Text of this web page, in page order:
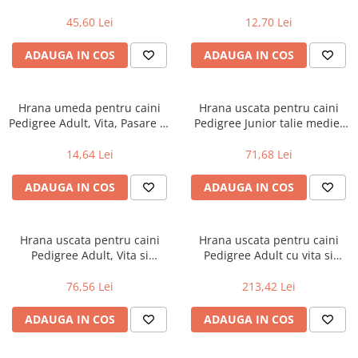
45,60 Lei
ADAUGA IN COS
12,70 Lei
ADAUGA IN COS
Hrana umeda pentru caini
Pedigree Adult, Vita, Pasare in
14,64 Lei
ADAUGA IN COS
Hrana uscata pentru caini
Pedigree Junior talie medie,
71,68 Lei
ADAUGA IN COS
Hrana uscata pentru caini
Pedigree Adult, Vita si
76,56 Lei
ADAUGA IN COS
Hrana uscata pentru caini
Pedigree Adult cu vita si
213,42 Lei
ADAUGA IN COS